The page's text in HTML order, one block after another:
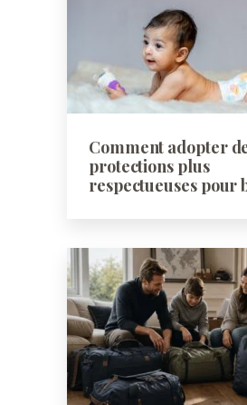
Comment adopter
protections plus
respectueuses pour